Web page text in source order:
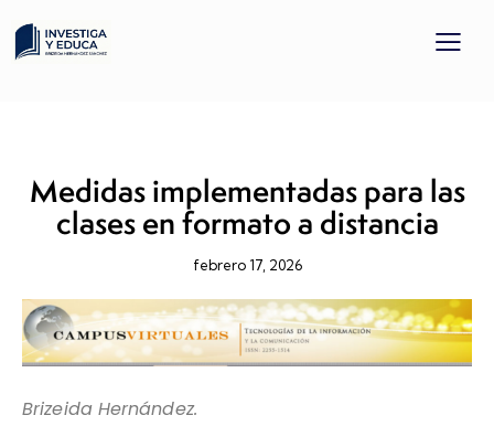
Medidas implementadas para las
clases en formato a distancia
febrero 17, 2026
Brizeida Hernández.